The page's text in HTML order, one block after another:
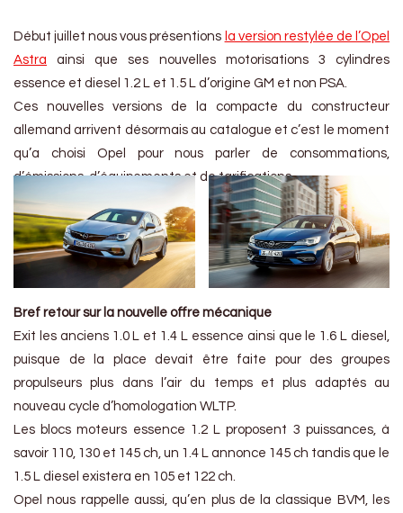
Début juillet nous vous présentions la version restylée de l’Opel
Astra ainsi que ses nouvelles motorisations 3 cylindres
essence et diesel 1.2 L et 1.5 L d’origine GM et non PSA.
Ces nouvelles versions de la compacte du constructeur
allemand arrivent désormais au catalogue et c’est le moment
qu’a choisi Opel pour nous parler de consommations,
d’émissions, d’équipements et de tarifications.
Bref retour sur la nouvelle offre mécanique
Exit les anciens 1.0 L et 1.4 L essence ainsi que le 1.6 L diesel,
puisque de la place devait être faite pour des groupes
propulseurs plus dans l’air du temps et plus adaptés au
nouveau cycle d’homologation WLTP.
Les blocs moteurs essence 1.2 L proposent 3 puissances, à
savoir 110, 130 et 145 ch, un 1.4 L annonce 145 ch tandis que le
1.5 L diesel existera en 105 et 122 ch.
Opel nous rappelle aussi, qu’en plus de la classique BVM, les